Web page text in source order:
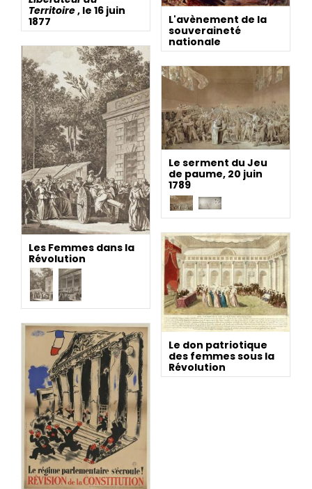
Territoire, le 16 juin
1877
L'avènement de la
souveraineté
nationale
Les Femmes dans la
Révolution
Le serment du Jeu
de paume, 20 juin
1789
Le don patriotique
des femmes sous la
Révolution